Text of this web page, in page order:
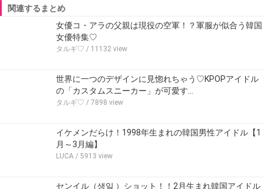
関連するまとめ
女優コ・アラの父親は現役の空軍！？軍服が似合う韓国
女優特集♡
タルギ♡ / 11132 view
世界に一つのデザインに見惚れちゃう♡KPOPアイドル
の「カスタムスニーカー」が可愛す…
タルギ♡ / 7898 view
イケメンだらけ！1998年生まれの韓国男性アイドル【1
月～3月編】
LUCA / 5913 view
センイル（생일 ）ショット！！2月生まれ韓国アイドル